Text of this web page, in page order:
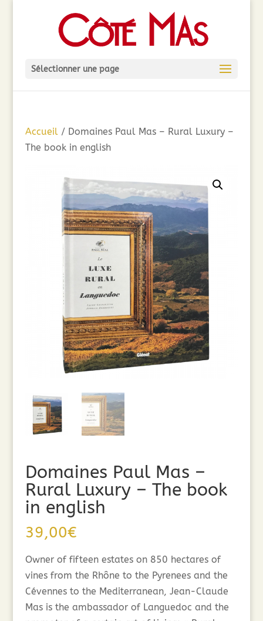
Sélectionner une page
Accueil/ Domaines Paul Mas – Rural Luxury –
The book in english
Domaines Paul Mas –
Rural Luxury – The book
in english
39,00€
Owner of fifteen estates on 850 hectares of
vines from the Rhône to the Pyrenees and the
Cévennes to the Mediterranean, Jean-Claude
Mas is the ambassador of Languedoc and the